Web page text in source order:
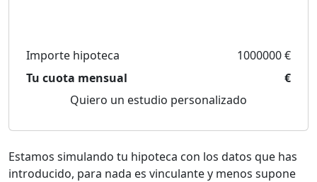
Importe hipoteca
1000000 €
Tu cuota mensual
€
Quiero un estudio personalizado
Estamos simulando tu hipoteca con los datos que has
introducido, para nada es vinculante y menos supone